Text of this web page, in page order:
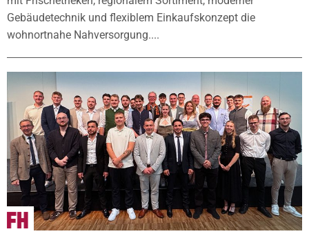
Gebäudetechnik und flexiblem Einkaufskonzept die
wohnortnahe Nahversorgung....